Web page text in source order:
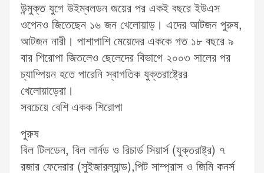
উন্মুক্ত যুগে উইম্বলডন জয়ের পর একই বছরে ইউএস
ওপেনও জিতেছেন ১৬ জন খেলোয়াড়। এদের আটজন পুরুষ,
আটজন নারী। পাশাপাশি মেয়েদের এককে গত ১৮ বছরে ৯
বার শিরোপা জিতলেও ছেলেদের বিভাগে ২০০৩ সালের পর
চ্যাম্পিয়ন হতে পারেনি স্বাগতিক যুক্তরাষ্ট্রের
খেলোয়াড়েরা।
সবচেয়ে বেশি একক শিরোপা
পুরুষ
বিল টিলডেন, বিল লার্নড ও রিচার্ড সিয়ার্স (যুক্তরাষ্ট্র) ৭
রজার ফেদেরার (সুইজারল্যান্ড),পিট সাম্প্রাস ও জিমি কনর্স